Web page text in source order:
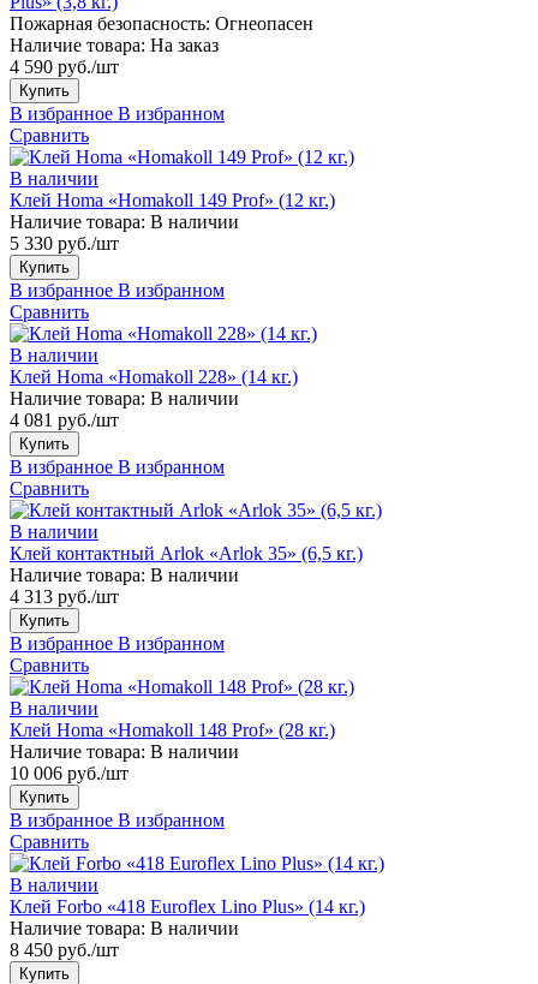
Пожарная безопасность: Огнеопасен
Наличие товара: На заказ
4 590 руб./шт
Купить
В избранное В избранном
Сравнить
В наличии
Клей Homa «Homakoll 149 Prof» (12 кг.)
Наличие товара: В наличии
5 330 руб./шт
Купить
В избранное В избранном
Сравнить
В наличии
Клей Homa «Homakoll 228» (14 кг.)
Наличие товара: В наличии
4 081 руб./шт
Купить
В избранное В избранном
Сравнить
В наличии
Клей контактный Arlok «Arlok 35» (6,5 кг.)
Наличие товара: В наличии
4 313 руб./шт
Купить
В избранное В избранном
Сравнить
В наличии
Клей Homa «Homakoll 148 Prof» (28 кг.)
Наличие товара: В наличии
10 006 руб./шт
Купить
В избранное В избранном
Сравнить
В наличии
Клей Forbo «418 Euroflex Lino Plus» (14 кг.)
Наличие товара: В наличии
8 450 руб./шт
Купить